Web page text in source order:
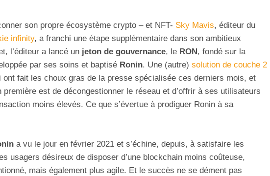
son propre écosystème crypto – et NFT- Sky Mavis, éditeur du
infinity, a franchi une étape supplémentaire dans son ambitieux
l’éditeur a lancé un jeton de gouvernance, le RON, fondé sur la
par ses soins et baptisé Ronin. Une (autre) solution de couche 2
ont fait les choux gras de la presse spécialisée ces derniers mois, et
première est de décongestionner le réseau et d’offrir à ses utilisateurs
moins élevés. Ce que s’évertue à prodiguer Ronin à sa
a vu le jour en février 2021 et s’échine, depuis, à satisfaire les
usagers désireux de disposer d’une blockchain moins coûteuse,
mais également plus agile. Et le succès ne se dément pas